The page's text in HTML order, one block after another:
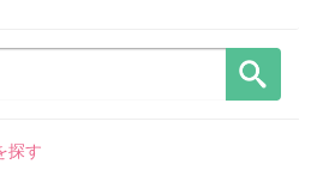
探す